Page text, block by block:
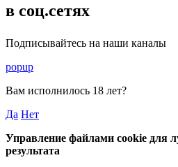
в соц.сетях
Подписывайтесь на наши каналы
popup
Вам исполнилось 18 лет?
Да Нет
Управление файлами cookie для
результата